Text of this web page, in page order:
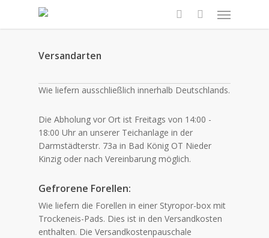
main
search
Menu
Versandarten
Wie liefern ausschließlich innerhalb Deutschlands.
Die Abholung vor Ort ist Freitags von 14:00 -
18:00 Uhr an unserer Teichanlage in der
Darmstädterstr. 73a in Bad König OT Nieder
Kinzig oder nach Vereinbarung möglich.
Gefrorene Forellen:
Wie liefern die Forellen in einer Styropor-box mit
Trockeneis-Pads. Dies ist in den Versandkosten
enthalten. Die Versandkostenpauschale